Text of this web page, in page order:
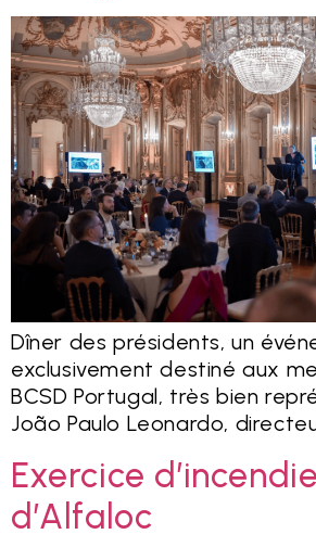
Dîner des présidents, un
exclusivement destiné aux
BCSD Portugal, très bien
João Paulo Leonardo,
Exercice
d’Alfaloc